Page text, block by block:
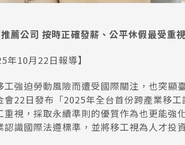
薦公司 按時正確發薪、公平休假最受重視
年10月22日報導】
強迫勞動風險而遭受國際關注，也突顯
會22日發布「2025年全台首份跨產業移
視，採取永續準則的優質作為也更能強
識國際法遵標準，並將移工視為人才投